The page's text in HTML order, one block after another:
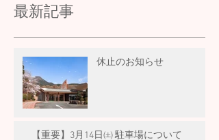
最新記事
休止のお知らせ
【重要】3月14日㈯ 駐車場について